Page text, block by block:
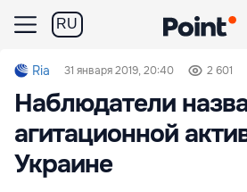
RU
Ria 31 января 2019, 20:40 2 601
Наблюдатели
агитационной
Украине